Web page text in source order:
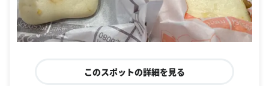
このスポットの詳細を見る